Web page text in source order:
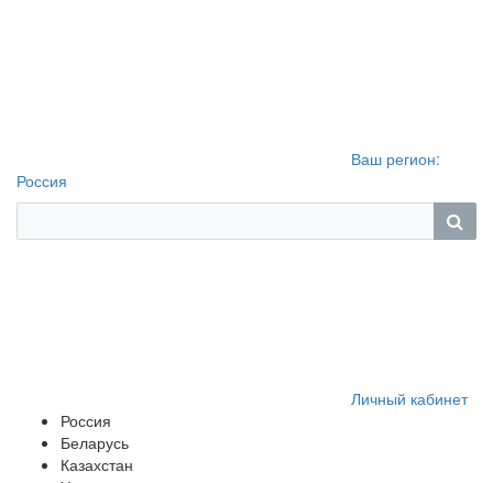
Ваш регион:
Россия
Личный кабинет
Россия
Беларусь
Казахстан